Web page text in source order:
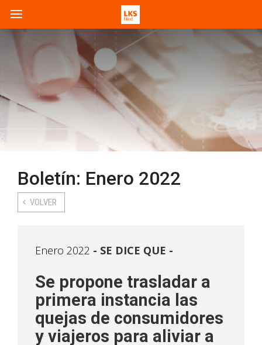
Boletín: Enero 2022
VOLVER
Enero 2022 SE DICE QUE -
Se propone trasladar a
primera instancia las
quejas de consumidores
y viajeros para aliviar a